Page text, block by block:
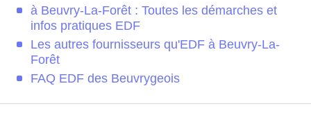
à Beuvry-La-Forêt : Toutes les démarches et
infos pratiques EDF
Les autres fournisseurs qu'EDF à Beuvry-La-
Forêt
FAQ EDF des Beuvrygeois